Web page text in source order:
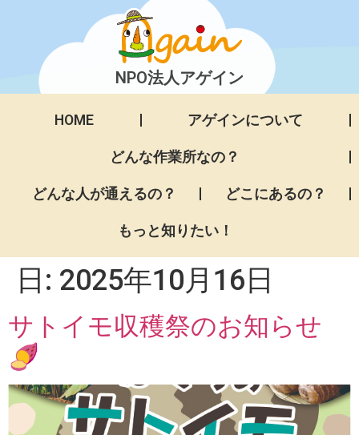
NPO法人アゲイン
HOME アゲインについて
どんな作業所なの？
どんな人が通えるの？ どこにあるの？
もっと知りたい！
日: 2025年10月16日
サトイモ収穫祭のお知らせ
🍠